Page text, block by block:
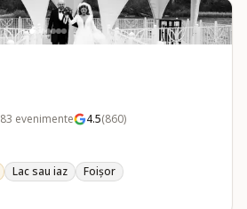
83 evenimente 4.5(860)
Lac sau iaz
Foișor